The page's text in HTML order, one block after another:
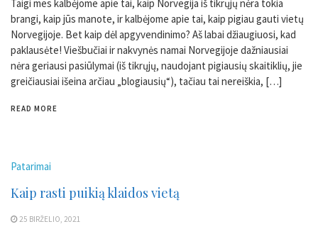
Taigi mes kalbėjome apie tai, kaip Norvegija iš tikrųjų nėra tokia
brangi, kaip jūs manote, ir kalbėjome apie tai, kaip pigiau gauti vietų
Norvegijoje. Bet kaip dėl apgyvendinimo? Aš labai džiaugiuosi, kad
paklausėte! Viešbučiai ir nakvynės namai Norvegijoje dažniausiai
nėra geriausi pasiūlymai (iš tikrųjų, naudojant pigiausių skaitiklių, jie
greičiausiai išeina arčiau „blogiausių“), tačiau tai nereiškia, […]
READ MORE
Patarimai
Kaip rasti puikią klaidos vietą
25 BIRŽELIO, 2021